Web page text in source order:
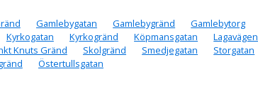
Gamlebygatan Gamlebygränd Gamlebytorg
Kyrkogatan Kyrkogränd Köpmansgatan Lagavägen
Knuts Gränd Skolgränd Smedjegatan Storgatan
Östertullsgatan